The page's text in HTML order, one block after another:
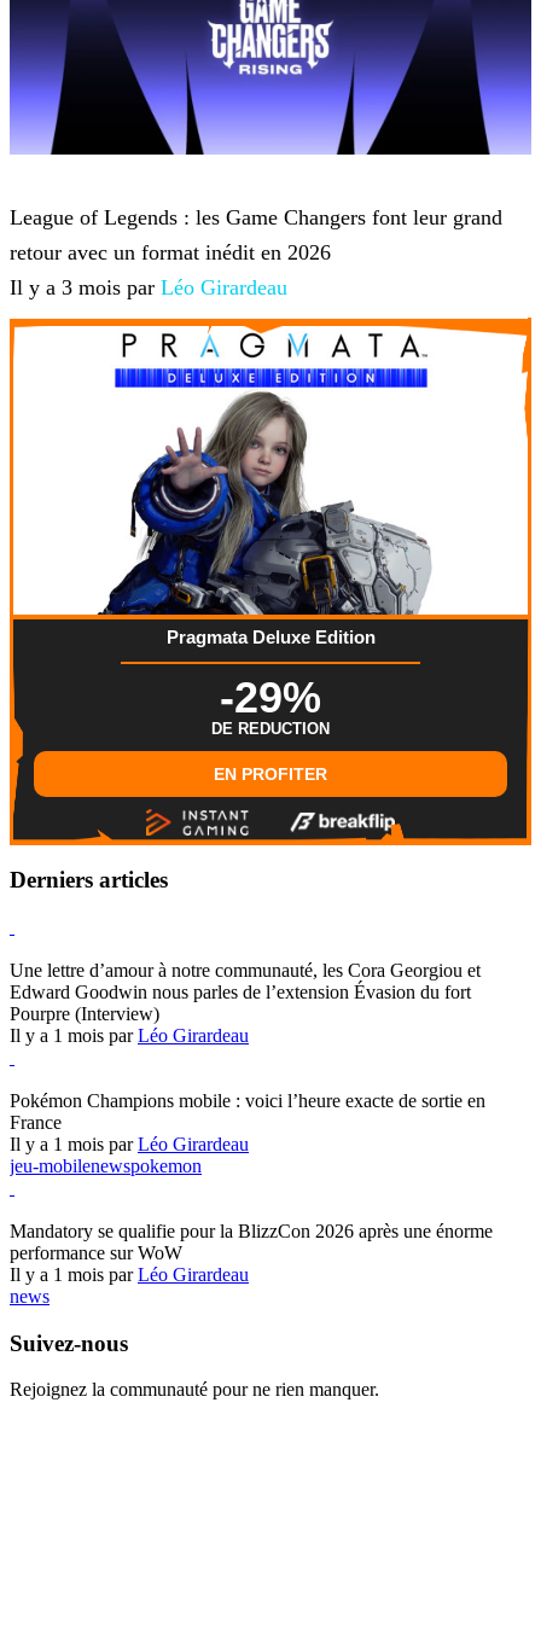
League of Legends : les Game Changers font leur grand
retour avec un format inédit en 2026
Il y a 3 mois par Léo Girardeau
Pragmata Deluxe Edition
-29%
DE REDUCTION
EN PROFITER
Derniers articles
Une lettre d’amour à notre communauté, les Cora Georgiou et
Edward Goodwin nous parles de l’extension Évasion du fort
Pourpre (Interview)
Il y a 1 mois parLéo Girardeau
Pokémon Champions mobile : voici l’heure exacte de sortie en
France
Il y a 1 mois parLéo Girardeau
jeu-mobilenewspokemon
Mandatory se qualifie pour la BlizzCon 2026 après une énorme
performance sur WoW
Il y a 1 mois parLéo Girardeau
news
Suivez-nous
Rejoignez la communauté pour ne rien manquer.